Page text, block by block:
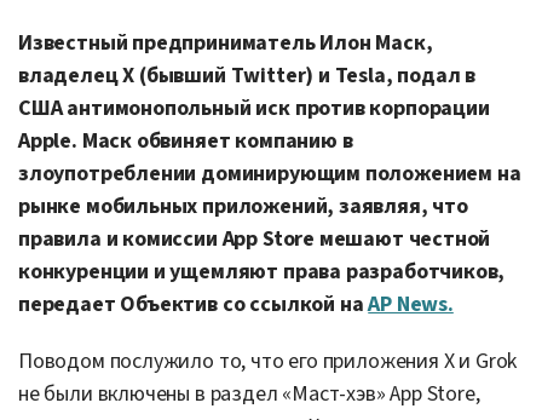
Известный предприниматель Илон Маск,
владелец X (бывший Twitter) и Tesla, подал в
США антимонопольный иск против корпорации
Apple. Маск обвиняет компанию в
злоупотреблении доминирующим положением на
рынке мобильных приложений, заявляя, что
правила и комиссии App Store мешают честной
конкуренции и ущемляют права разработчиков,
передает Объектив со ссылкой наAP News.
Поводом послужило то, что его приложения X и Grok
не были включены в раздел «Маст-хэв» App Store,